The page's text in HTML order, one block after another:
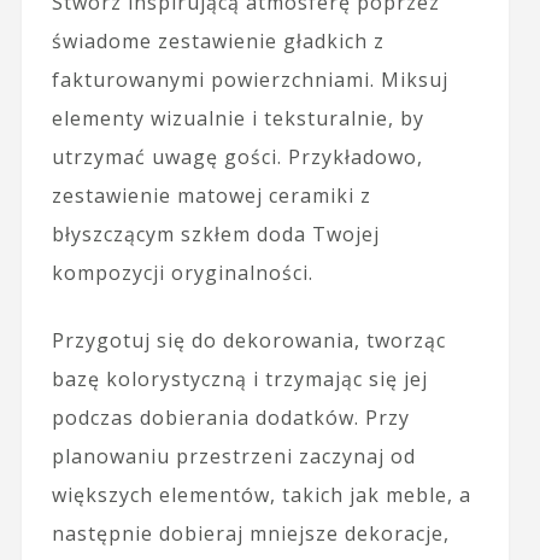
świadome zestawienie gładkich z
fakturowanymi powierzchniami. Miksuj
elementy wizualnie i teksturalnie, by
utrzymać uwagę gości. Przykładowo,
zestawienie matowej ceramiki z
błyszczącym szkłem doda Twojej
kompozycji oryginalności.
Przygotuj się do dekorowania, tworząc
bazę kolorystyczną i trzymając się jej
podczas dobierania dodatków. Przy
planowaniu przestrzeni zaczynaj od
większych elementów, takich jak meble, a
następnie dobieraj mniejsze dekoracje,